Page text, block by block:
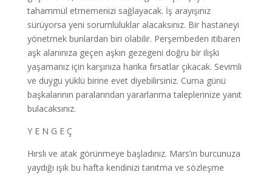
tahammül etmemenizi sağlayacak. İş arayışınız
sürüyorsa yeni sorumluluklar alacaksınız. Bir hastaneyi
yönetmek bunlardan biri olabilir. Perşembeden itibaren
aşk alanınıza geçen aşkın gezegeni doğru bir ilişki
yaşamanız için karşınıza harika fırsatlar çıkacak. Sevimli
ve duygu yüklü birine evet diyebilirsiniz. Cuma günü
başkalarının paralarından yararlanma taleplerinize yanıt
bulacaksınız.
Y E N G E Ç
Hırslı ve atak görünmeye başladınız. Mars’ın burcunuza
yaydığı ışık bu hafta kendinizi tanıtma ve sözleşme